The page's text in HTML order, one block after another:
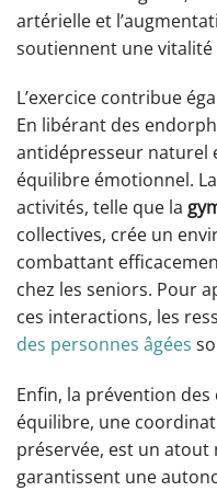
artérielle et
soutiennent une vitalité
L’exercice contribue
En libérant des
antidépresseur naturel
équilibre émotionnel.
activités, telle que la
collectives, crée un
combattant
chez les seniors. Pour
ces interactions, les
des personnes âgées
Enfin, la prévention
équilibre, une
préservée, est un atout
garantissent une